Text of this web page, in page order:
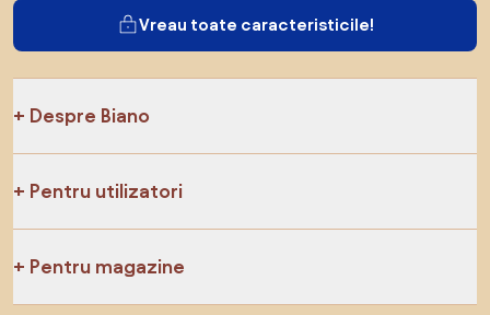
Vreau toate caracteristicile!
Despre Biano
Pentru utilizatori
Pentru magazine